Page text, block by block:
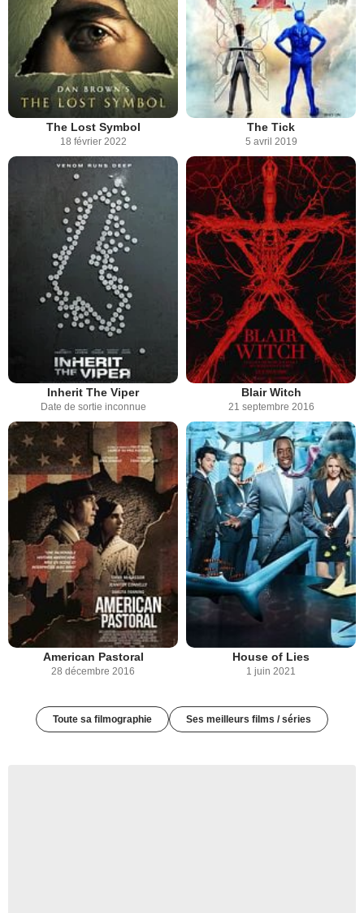
The Lost Symbol
18 février 2022
The Tick
5 avril 2019
Inherit The Viper
Date de sortie inconnue
Blair Witch
21 septembre 2016
American Pastoral
28 décembre 2016
House of Lies
1 juin 2021
Toute sa filmographie Ses meilleurs films / séries